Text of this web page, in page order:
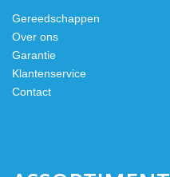
Gereedschappen
Over ons
Garantie
Klantenservice
Contact